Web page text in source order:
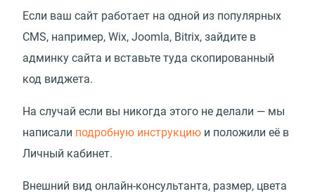
Если ваш сайт работает на одной из популярных
CMS, например, Wix, Joomla, Bitrix, зайдите в
админку сайта и вставьте туда скопированный
код виджета.
На случай если вы никогда этого не делали — мы
написали подробную инструкцию и положили её в
Личный кабинет.
Внешний вид онлайн-консультанта, размер, цвета